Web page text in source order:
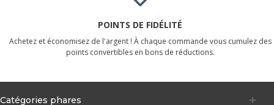
POINTS DE FIDÉLITÉ
Achetez et économisez de l'argent ! À chaque commande vous cumulez des
points convertibles en bons de réductions.
Catégories phares